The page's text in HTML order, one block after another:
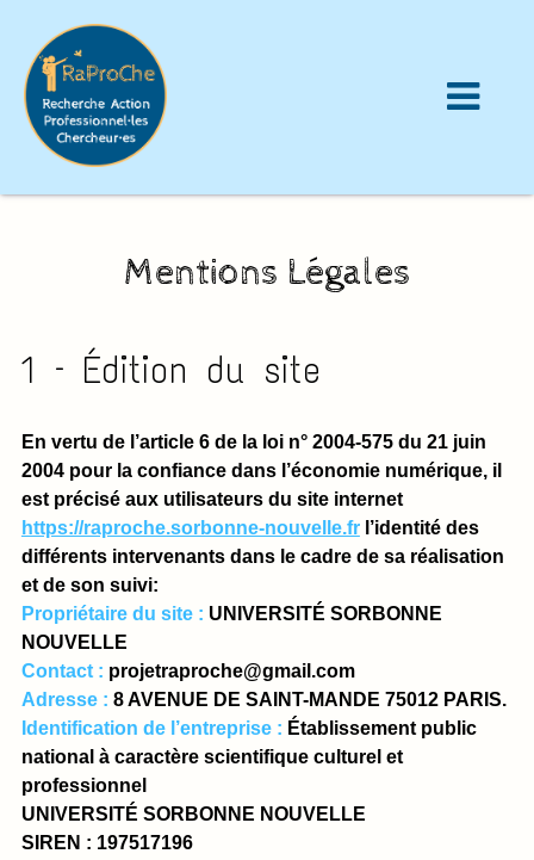
Mentions Légales
1 – Édition du site
En vertu de l’article 6 de la loi n° 2004-575 du 21 juin
2004 pour la confiance dans l’économie numérique, il
est précisé aux utilisateurs du site internet
https://raproche.sorbonne-nouvelle.frl’identité des
différents intervenants dans le cadre de sa réalisation
et de son suivi:
Propriétaire du site : UNIVERSITÉ SORBONNE
NOUVELLE
Contact : projetraproche@gmail.com
Adresse : 8 AVENUE DE SAINT-MANDE 75012 PARIS.
Identification de l’entreprise : Établissement public
national à caractère scientifique culturel et
professionnel
UNIVERSITÉ SORBONNE NOUVELLE
SIREN : 197517196